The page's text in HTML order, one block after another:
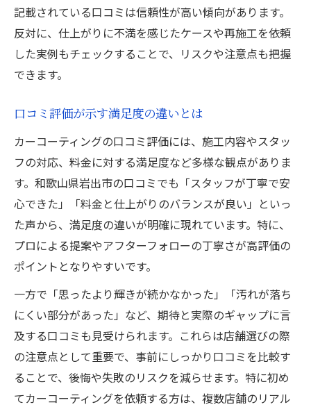
記載されている口コミは信頼性が高い傾向があります。
反対に、仕上がりに不満を感じたケースや再施工を依頼
した実例もチェックすることで、リスクや注意点も把握
できます。
口コミ評価が示す満足度の違いとは
カーコーティングの口コミ評価には、施工内容やスタッ
フの対応、料金に対する満足度など多様な観点がありま
す。和歌山県岩出市の口コミでも「スタッフが丁寧で安
心できた」「料金と仕上がりのバランスが良い」といっ
た声から、満足度の違いが明確に現れています。特に、
プロによる提案やアフターフォローの丁寧さが高評価の
ポイントとなりやすいです。
一方で「思ったより輝きが続かなかった」「汚れが落ち
にくい部分があった」など、期待と実際のギャップに言
及する口コミも見受けられます。これらは店舗選びの際
の注意点として重要で、事前にしっかり口コミを比較す
ることで、後悔や失敗のリスクを減らせます。特に初め
てカーコーティングを依頼する方は、複数店舗のリアル